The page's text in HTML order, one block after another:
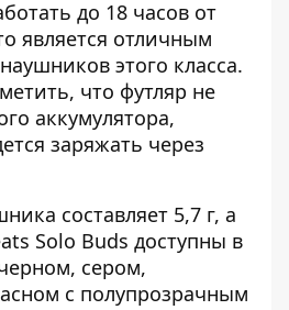
до 18 часов от
является отличным
этого класса.
что футляр не
аккумулятора,
заряжать через
составляет 5,7 г, а
Solo Buds доступны в
сером,
с полупрозрачным